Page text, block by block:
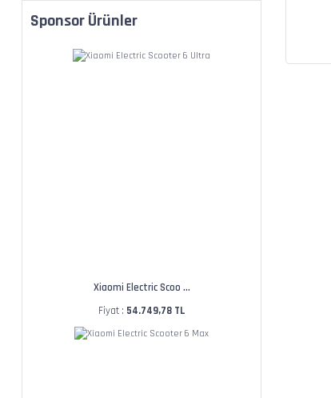
Sponsor Ürünler
Xiaomi Electric Scoo ...
Fiyat : 54.749,78 TL